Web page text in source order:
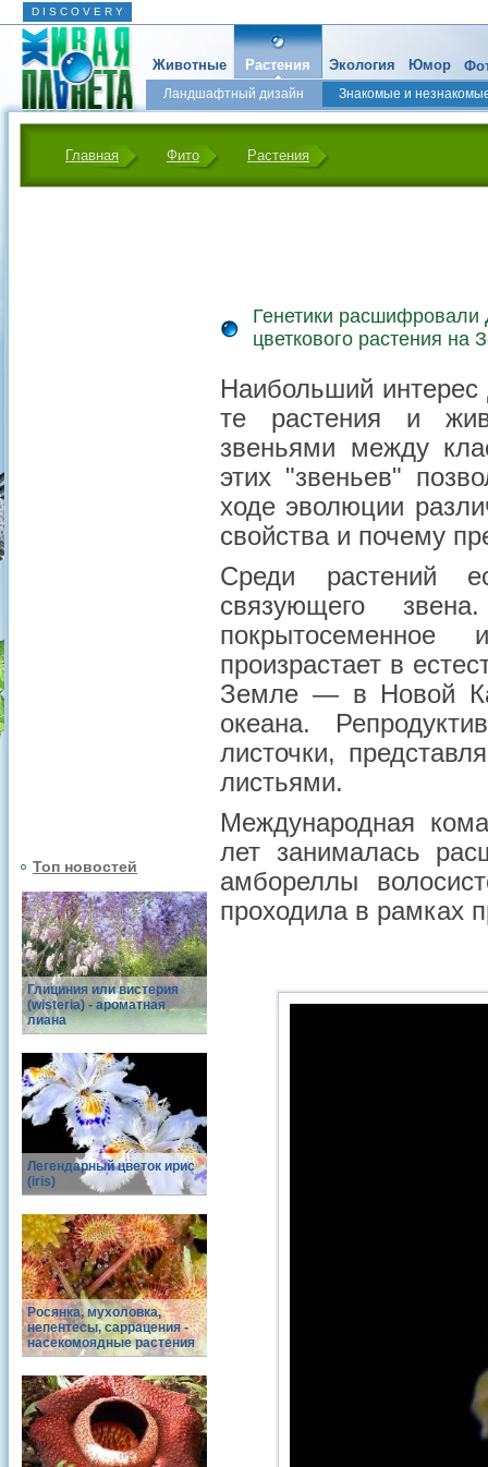
D I S C O V E R Y
Животные Растения
Ландшафтный дизайн Знакомые и
Экология Юмор
Главная Фито Растения
Топ новостей
Глициния или вистерия
(wisteria) - ароматная
лиана
Легендарный цветок ирис
(iris)
Росянка, мухоловка,
непентесы, саррацения -
насекомоядные растения
Генетики расшифровали
цветкового растения на
Наибольший интерес
те растения и
звеньями между
этих "звеньев"
ходе эволюции
свойства и почему
Среди растений
связующего
покрытосеменное
произрастает в
Земле — в Новой
океана.
листочки,
листьями.
Международная
лет занималась
амбореллы
проходила в рамках